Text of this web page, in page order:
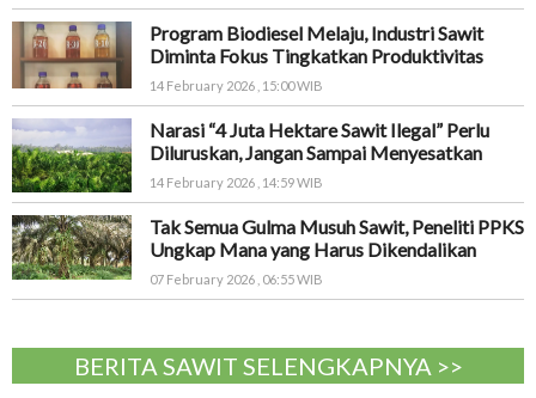
Program Biodiesel Melaju, Industri Sawit
Diminta Fokus Tingkatkan Produktivitas
14 February 2026 , 15:00 WIB
Narasi “4 Juta Hektare Sawit Ilegal” Perlu
Diluruskan, Jangan Sampai Menyesatkan
14 February 2026 , 14:59 WIB
Tak Semua Gulma Musuh Sawit, Peneliti PPKS
Ungkap Mana yang Harus Dikendalikan
07 February 2026 , 06:55 WIB
BERITA SAWIT SELENGKAPNYA >>